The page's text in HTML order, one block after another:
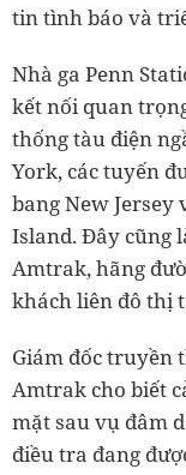
tin tình báo và
Nhà ga Penn
kết nối quan
thống tàu điện
York, các tuyến
bang New Jersey
Island. Đây cũng
Amtrak, hãng
khách liên đô thị
Giám đốc truyền
Amtrak cho biết
mặt sau vụ đâm
điều tra đang